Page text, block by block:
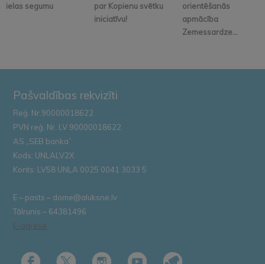
ielas segumu
par Kopienu svētku
iniciatīvu!
orientēšanās
apmācība
Zemessardze...
Pašvaldības rekvizīti
Reģ. Nr.90000018622
PVN reģ. Nr. LV 90000018622
AS „SEB banka”
Kods: UNLALV2X
Konts: LV58 UNLA 0025 0041 3033 5
E – pasts – dome@aluksne.lv
Tālrunis – 64381496
E-adrese